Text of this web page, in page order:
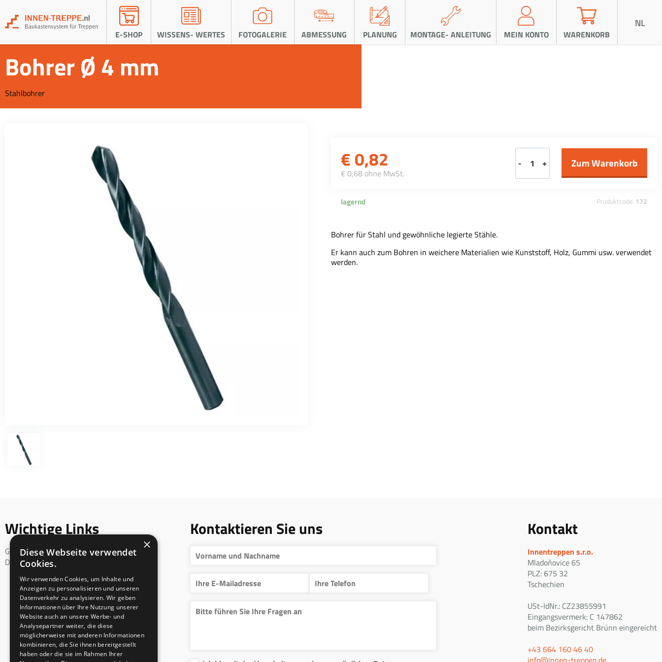
E-SHOP WISSENS- WERTES FOTOGALERIE ABMESSUNG PLANUNG MONTAGE- ANLEITUNG MEIN KONTO WARENKORB
NL
Bohrer Ø 4 mm
Stahlbohrer
€0,82
€ 0,68 ohne MwSt.
- +
lagernd Produktcode: 172
Bohrer für Stahl und gewöhnliche legierte Stähle.
Er kann auch zum Bohren in weichere Materialien wie Kunststoff, Holz, Gummi usw. verwendet
werden.
Wichtige Links
Geschäftsbedingungen
DSGVO
Kontaktieren Sie uns Kontakt
Innentreppen s.r.o.
Mladoňovice 65
PLZ: 675 32
Tschechien
USt-IdNr.: CZ23855991
Eingangsvermerk: C 147862
beim Bezirksgericht Brünn eingereicht
+43 664 160 46 40
×
Diese Webseite verwendet
Cookies.
Wir verwenden Cookies, um Inhalte und
Anzeigen zu personalisieren und unseren
Datenverkehr zu analysieren. Wir geben
Informationen über Ihre Nutzung unserer
Website auch an unsere Werbe- und
Analysepartner weiter, die diese
möglicherweise mit anderen Informationen
kombinieren, die Sie ihnen bereitgestellt
haben oder die sie im Rahmen Ihrer